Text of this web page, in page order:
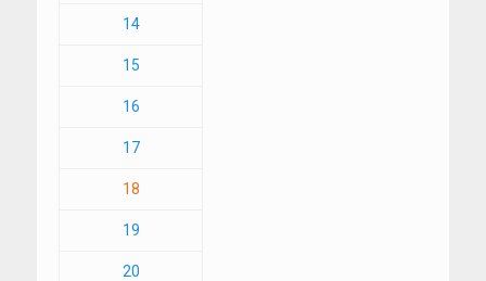
14
15
16
17
18
19
20